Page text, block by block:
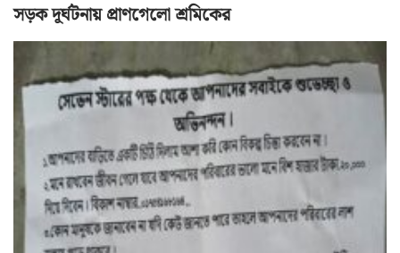
সড়ক দূর্ঘটনায় প্রাণগেলো শ্রমিকের